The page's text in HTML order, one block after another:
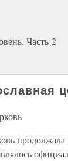
Часть 2